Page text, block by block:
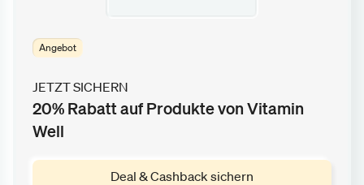
Angebot
JETZT SICHERN
20% Rabatt auf Produkte von Vitamin
Well
Deal & Cashback sichern